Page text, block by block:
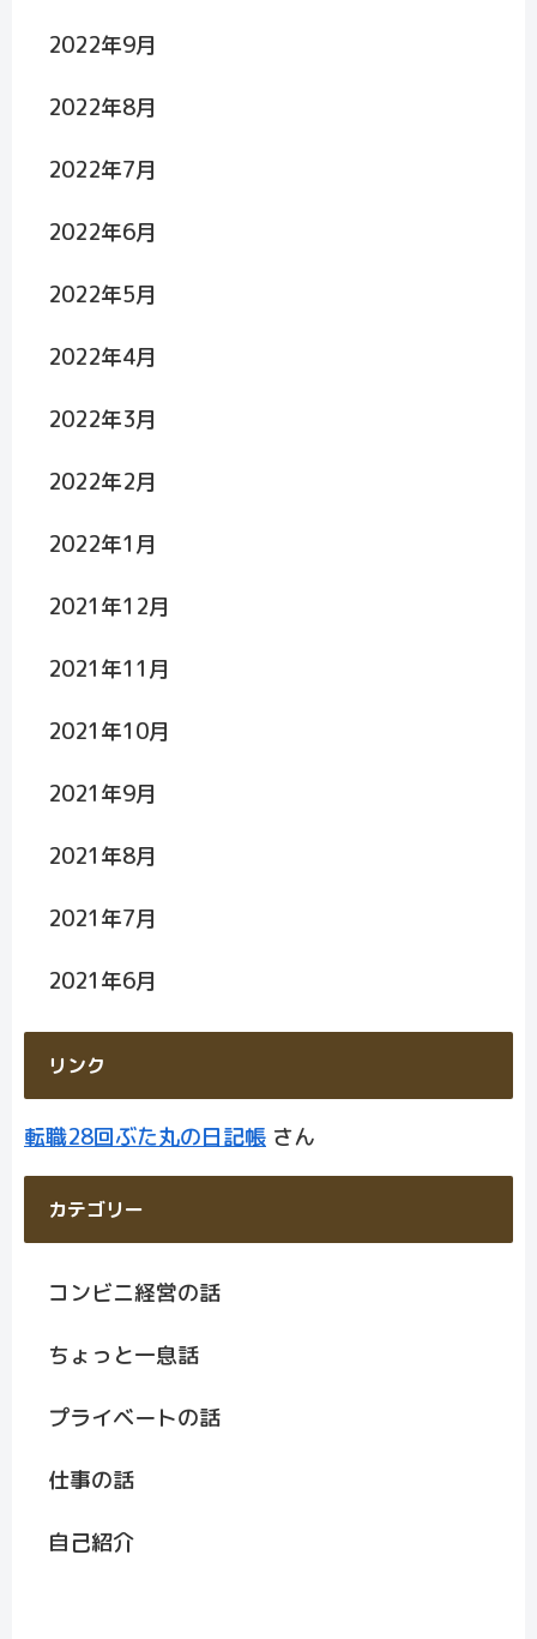
2022年9月
2022年8月
2022年7月
2022年6月
2022年5月
2022年4月
2022年3月
2022年2月
2022年1月
2021年12月
2021年11月
2021年10月
2021年9月
2021年8月
2021年7月
2021年6月
リンク
転職28回ぶた丸の日記帳 さん
カテゴリー
コンビニ経営の話
ちょっと一息話
プライベートの話
仕事の話
自己紹介